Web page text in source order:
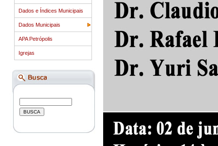
Dados e Índices Municipais
Dados Municipais
APA Petrópolis
Igrejas